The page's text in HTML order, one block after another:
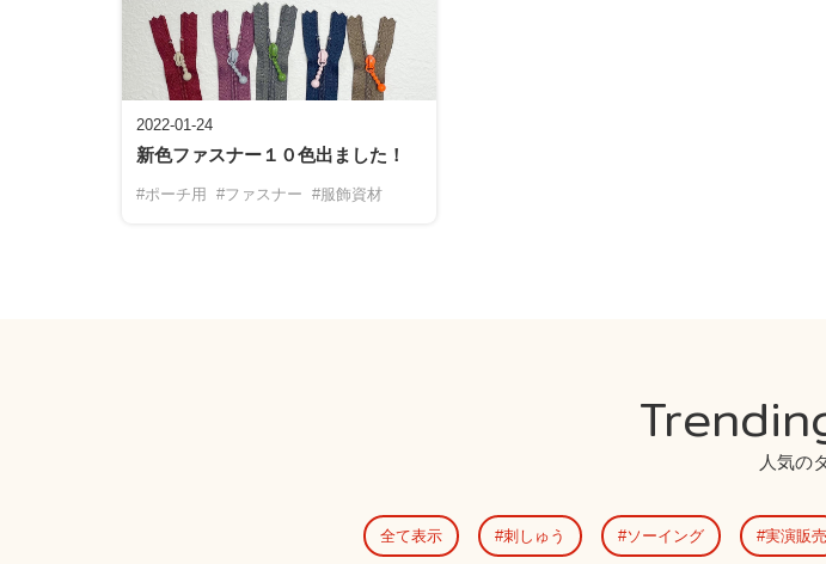
2022-01-24
新色ファスナー１０色出ました！
#ポーチ用 #ファスナー #服飾資材
人気の
全て表示 刺しゅう ソーイング 実演販売